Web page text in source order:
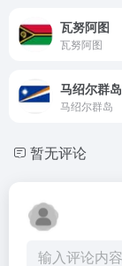
瓦努阿图
瓦努阿图
马绍尔群岛
马绍尔群岛
暂无评论